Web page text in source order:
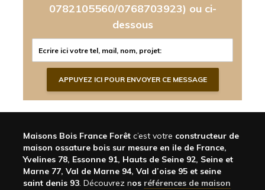
0782105560/0768703923) ou ci-
dessous
Maisons Bois France Forêt c’est votre constructeur de
maison ossature bois sur mesure en ile de France,
Yvelines 78, Essonne 91, Hauts de Seine 92, Seine et
Marne 77, Val de Marne 94, Val d’oise 95 et seine
saint denis 93. Découvrez nos références de maison